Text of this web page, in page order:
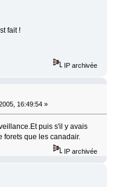
fait !
IP archivée
16:49:54 »
puis s'il y avais
forets que les canadair.
IP archivée